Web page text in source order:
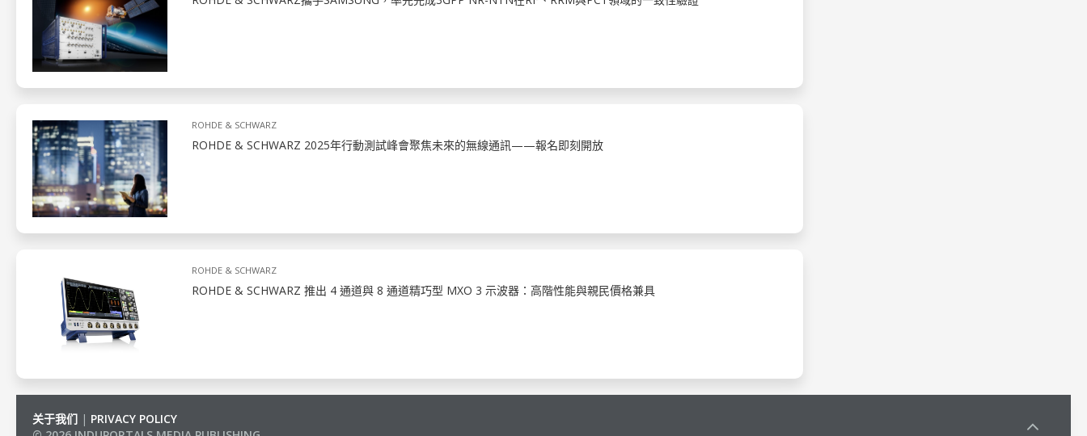
ROHDE & SCHWARZ
ROHDE & SCHWARZ 2025年行動測試峰會聚焦未來的無線通訊——報名即刻開放
ROHDE & SCHWARZ
ROHDE & SCHWARZ 推出 4 通道與 8 通道精巧型 MXO 3 示波器：高階性能與親民價格兼具
关于我们 | PRIVACY POLICY